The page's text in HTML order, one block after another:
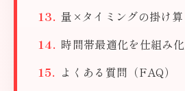
量×タイミングの掛け算
時間帯最適化を仕組み化
よくある質問（FAQ）